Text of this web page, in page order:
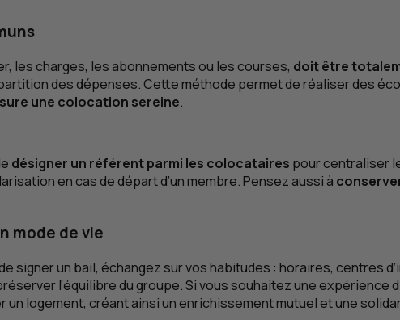
les charges, les abonnements ou les courses, doit être
des dépenses. Cette méthode permet de réaliser des
une colocation sereine.
désigner un référent parmi les colocataires pour centraliser
en cas de départ d’un membre. Pensez aussi à
mode de vie
signer un bail, échangez sur vos habitudes : horaires, centres
l’équilibre du groupe. Si vous souhaitez une expérience
logement, créant ainsi un enrichissement mutuel et une